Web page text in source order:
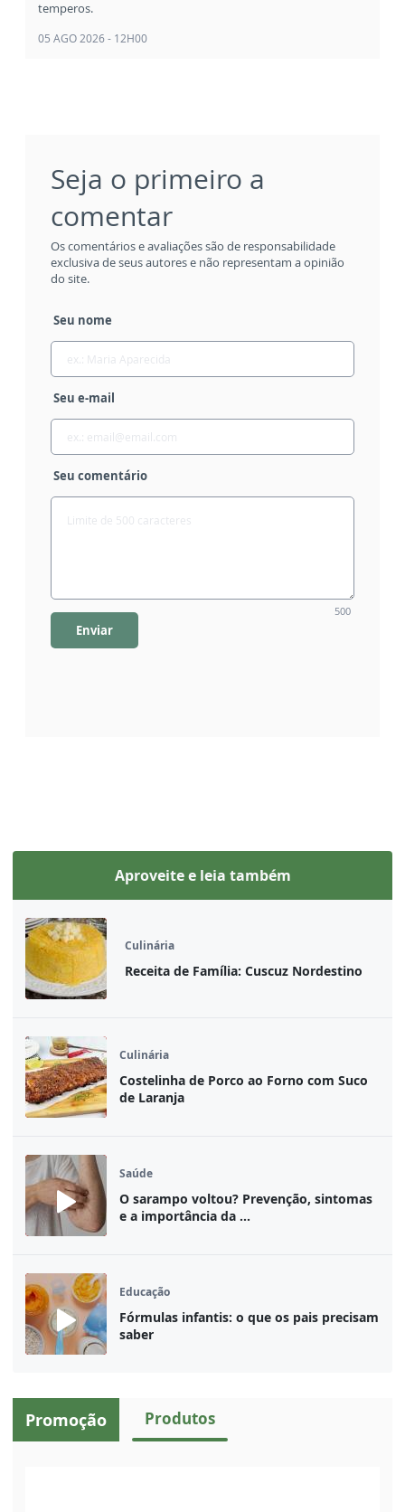
temperos.
05 AGO 2026 - 12H00
Seja o primeiro a
comentar
Os comentários e avaliações são de responsabilidade
exclusiva de seus autores e não representam a opinião
do site.
Seu nome
Seu e-mail
Seu comentário
500
Enviar
Aproveite e leia também
Culinária
Receita de Família: Cuscuz Nordestino
Culinária
Costelinha de Porco ao Forno com Suco
de Laranja
Saúde
O sarampo voltou? Prevenção, sintomas
e a importância da ...
Educação
Fórmulas infantis: o que os pais precisam
saber
Promoção Produtos